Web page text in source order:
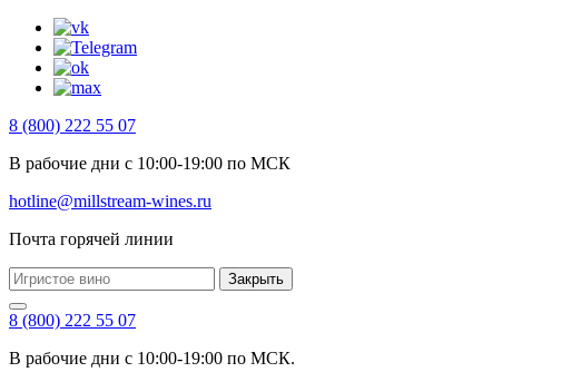
8 (800) 222 55 07
В рабочие дни с 10:00-19:00 по МСК
hotline@millstream-wines.ru
Почта горячей линии
Закрыть
8 (800) 222 55 07
В рабочие дни с 10:00-19:00 по МСК.